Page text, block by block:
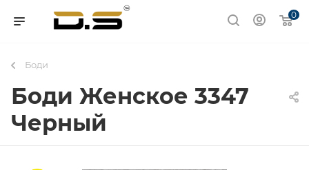
0
Боди
Боди Женское 3347
Черный